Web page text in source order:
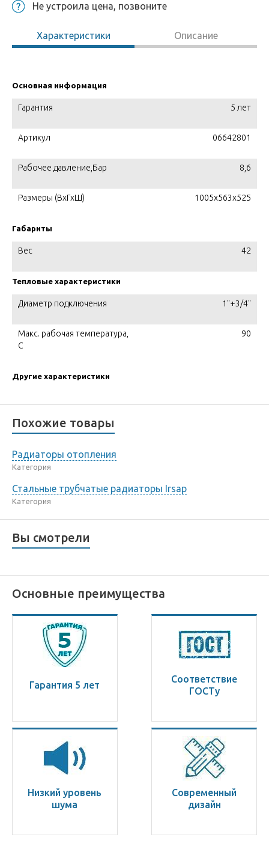
Не устроила цена, позвоните
Характеристики Описание
Основная информация
Гарантия 5 лет
Артикул 06642801
Рабочее давление,Бар 8,6
Размеры (ВхГхШ) 1005x563х525
Габариты
Вес 42
Тепловые характеристики
Диаметр подключения 1"+3/4"
Макс. рабочая температура,
C
90
Другие характеристики
Похожие товары
Радиаторы отопления
Категория
Стальные трубчатые радиаторы Irsap
Категория
Вы смотрели
Основные преимущества
Гарантия 5 лет
Соответствие
ГОСТу
Низкий уровень
шума
Современный
дизайн